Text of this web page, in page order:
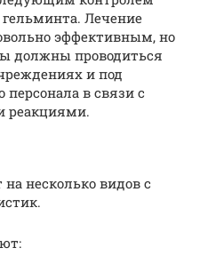
Лечение
эффективным, но
должны проводиться
и под
в связи с
несколько видов с